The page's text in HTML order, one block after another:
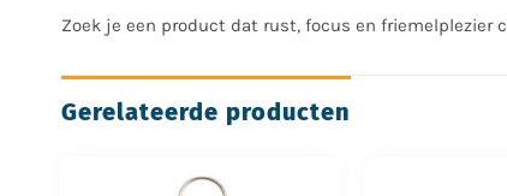
Zoek je een product dat rust, focus en friemelplezier
Gerelateerde producten